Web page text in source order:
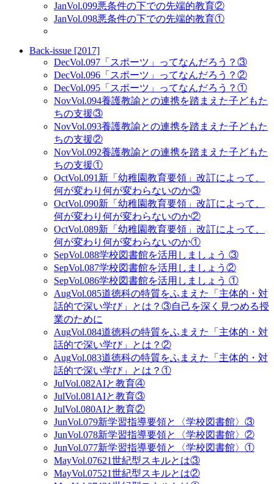
JanVol.099悪条件の下での先端的教育②
JanVol.098悪条件の下での先端的教育①
Back-issue [2017]
DecVol.097 「スポーツ」ってなんだろう？③
DecVol.096 「スポーツ」ってなんだろう？②
DecVol.095 「スポーツ」ってなんだろう？①
NovVol.094養護教諭との連携を踏まえた子どもた
ちの支援③
NovVol.093養護教諭との連携を踏まえた子どもた
ちの支援②
NovVol.092養護教諭との連携を踏まえた子どもた
ちの支援①
OctVol.091 新「幼稚園教育要領」改訂によって、
何が変わり何が変わらないのか③
OctVol.090新「幼稚園教育要領」改訂によって、
何が変わり何が変わらないのか②
OctVol.089新「幼稚園教育要領」改訂によって、
何が変わり何が変わらないのか①
SepVol.088学校図書館を活用しましょう ③
SepVol.087学校図書館を活用しましょう②
SepVol.086学校図書館を活用しましょう ①
AugVol.085道徳科の特質をふまえた「主体的・対
話的で深い学び」とは？③自己を深く見つめる授
業のために
AugVol.084道徳科の特質をふまえた「主体的・対
話的で深い学び」とは？②
AugVol.083道徳科の特質をふまえた「主体的・対
話的で深い学び」とは？①
JulVol.082AIと教育④
JulVol.081 AIと教育③
JulVol.080AIと教育②
JunVol.079新学習指導要領と〈学校図書館〉③
JunVol.078新学習指導要領と〈学校図書館〉②
JunVol.077新学習指導要領と〈学校図書館〉①
MayVol.07621世紀型スキルとは③
MayVol.07521世紀型スキルとは②